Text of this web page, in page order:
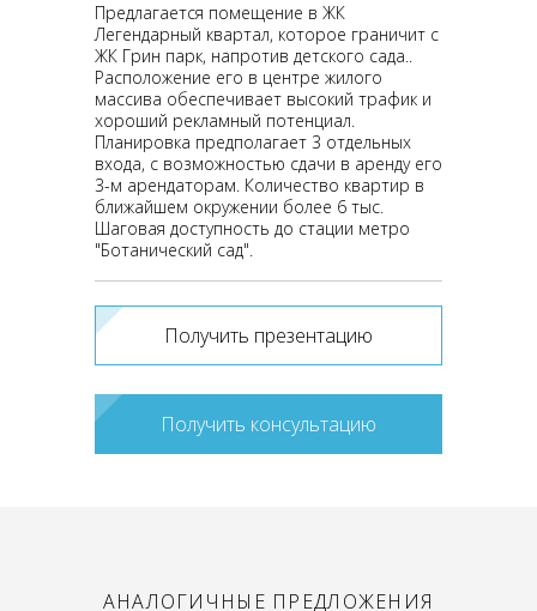
Предлагается помещение в ЖК
Легендарный квартал, которое граничит с
ЖК Грин парк, напротив детского сада..
Расположение его в центре жилого
массива обеспечивает высокий трафик и
хороший рекламный потенциал.
Планировка предполагает 3 отдельных
входа, с возможностью сдачи в аренду его
3-м арендаторам. Количество квартир в
ближайшем окружении более 6 тыс.
Шаговая доступность до стации метро
"Ботанический сад".
Получить презентацию
Получить консультацию
АНАЛОГИЧНЫЕ ПРЕДЛОЖЕНИЯ